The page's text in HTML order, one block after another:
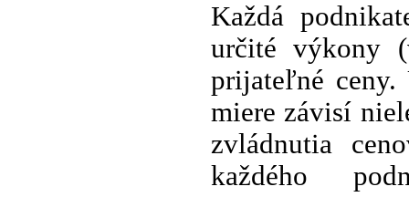
Každá
určité výkony
prijateľné ceny.
miere závisí
zvládnutia
každého